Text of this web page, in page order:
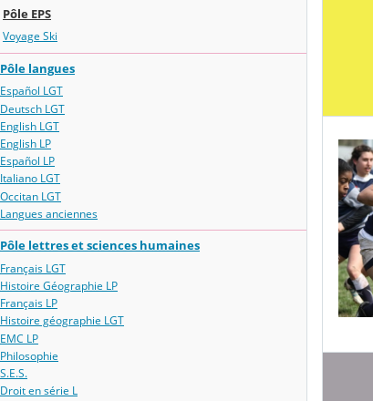
Pôle EPS
Voyage Ski
Pôle langues
Español LGT
Deutsch LGT
English LGT
English LP
Español LP
Italiano LGT
Occitan LGT
Langues anciennes
Pôle lettres et sciences humaines
Français LGT
Histoire Géographie LP
Français LP
Histoire géographie LGT
EMC LP
Philosophie
S.E.S.
Droit en série L